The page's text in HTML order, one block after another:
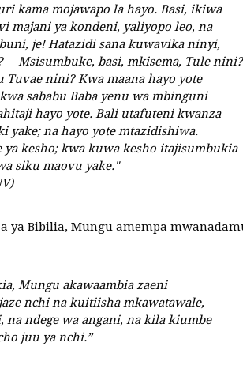
kama mojawapo la hayo. Basi, ikiwa
majani ya kondeni, yaliyopo leo, na
je! Hatazidi sana kuwavika ninyi,
Msisumbuke, basi, mkisema, Tule nini?
nini? Kwa maana hayo yote
sababu Baba yenu wa mbinguni
hayo yote. Bali utafuteni kwanza
yake; na hayo yote mtazidishiwa.
kesho; kwa kuwa kesho itajisumbukia
siku maovu yake."
ya Bibilia, Mungu amempa
Mungu akawaambia zaeni
nchi na kuitiisha mkawatawale,
na ndege wa angani, na kila kiumbe
juu ya nchi.”